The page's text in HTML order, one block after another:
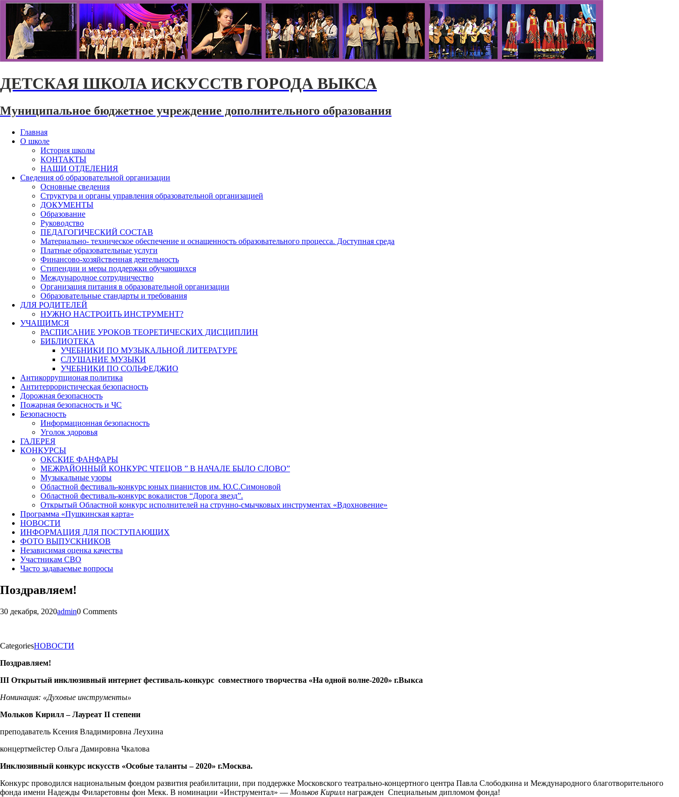
ДЕТСКАЯ ШКОЛА ИСКУССТВ ГОРОДА ВЫКСА
Муниципальное бюджетное учреждение дополнительного образования
Главная
О школе
История школы
КОНТАКТЫ
НАШИ ОТДЕЛЕНИЯ
Сведения об образовательной организации
Основные сведения
Структура и органы управления образовательной организацией
ДОКУМЕНТЫ
Образование
Руководство
ПЕДАГОГИЧЕСКИЙ СОСТАВ
Материально- техническое обеспечение и оснащенность образовательного процесса. Доступная среда
Платные образовательные услуги
Финансово-хозяйственная деятельность
Стипендии и меры поддержки обучающихся
Международное сотрудничество
Организация питания в образовательной организации
Образовательные стандарты и требования
ДЛЯ РОДИТЕЛЕЙ
НУЖНО НАСТРОИТЬ ИНСТРУМЕНТ?
УЧАЩИМСЯ
РАСПИСАНИЕ УРОКОВ ТЕОРЕТИЧЕСКИХ ДИСЦИПЛИН
БИБЛИОТЕКА
УЧЕБНИКИ ПО МУЗЫКАЛЬНОЙ ЛИТЕРАТУРЕ
СЛУШАНИЕ МУЗЫКИ
УЧЕБНИКИ ПО СОЛЬФЕДЖИО
Антикоррупционая политика
Антитеррористическая безопасность
Дорожная безопасность
Пожарная безопасность и ЧС
Безопасность
Информационная безопасность
Уголок здоровья
ГАЛЕРЕЯ
КОНКУРСЫ
ОКСКИЕ ФАНФАРЫ
МЕЖРАЙОННЫЙ КОНКУРС ЧТЕЦОВ ” В НАЧАЛЕ БЫЛО СЛОВО”
Музыкальные узоры
Областной фестиваль-конкурс юных пианистов им. Ю.С.Симоновой
Областной фестиваль-конкурс вокалистов “Дорога звезд”.
Открытый Областной конкурс исполнителей на струнно-смычковых инструментах «Вдохновение»
Программа «Пушкинская карта»
НОВОСТИ
ИНФОРМАЦИЯ ДЛЯ ПОСТУПАЮЩИХ
ФОТО ВЫПУСКНИКОВ
Независимая оценка качества
Участникам СВО
Часто задаваемые вопросы
Поздравляем!
30 декабря, 2020admin0 Comments
CategoriesНОВОСТИ
Поздравляем!
III Открытый инклюзивный интернет фестиваль-конкурс совместного творчества «На одной волне-2020» г.Выкса
Номинация: «Духовые инструменты»
Мольков Кирилл – Лауреат II степени
преподаватель Ксения Владимировна Леухина
концертмейстер Ольга Дамировна Чкалова
Инклюзивный конкурс искусств «Особые таланты – 2020» г.Москва.
Конкурс проводился национальным фондом развития реабилитации, при поддержке Московского театрально-концертного центра Павла Слободкина и Международного благотворительного
фонда имени Надежды Филаретовны фон Мекк. В номинации «Инструментал» — Мольков Кирилл награжден Специальным дипломом фонда!